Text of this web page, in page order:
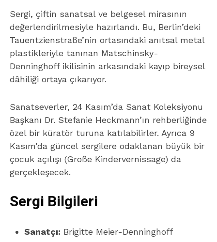
Sergi, çiftin sanatsal ve belgesel mirasının
değerlendirilmesiyle hazırlandı. Bu, Berlin’deki
Tauentzienstraße’nin ortasındaki anıtsal metal
plastikleriyle tanınan Matschinsky-
Denninghoff ikilisinin arkasındaki kayıp bireysel
dâhiliği ortaya çıkarıyor.
Sanatseverler, 24 Kasım’da Sanat Koleksiyonu
Başkanı Dr. Stefanie Heckmann’ın rehberliğinde
özel bir küratör turuna katılabilirler. Ayrıca 9
Kasım’da güncel sergilere odaklanan büyük bir
çocuk açılışı (Große Kindervernissage) da
gerçekleşecek.
Sergi Bilgileri
Sanatçı: Brigitte Meier-Denninghoff